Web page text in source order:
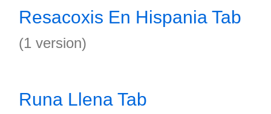
Resacoxis En Hispania Tab
(1 version)
Runa Llena Tab